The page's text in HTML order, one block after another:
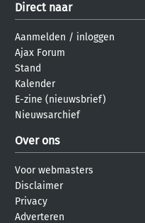
Direct naar
Aanmelden / inloggen
Ajax Forum
Stand
Kalender
E-zine (nieuwsbrief)
Nieuwsarchief
Over ons
Voor webmasters
Disclaimer
Privacy
Adverteren